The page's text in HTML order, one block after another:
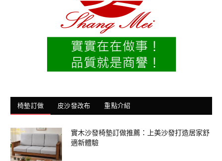
椅墊訂做 皮沙發改布 重點介紹
實木沙發椅墊訂做推薦：上美沙發打造居家舒
適新體驗